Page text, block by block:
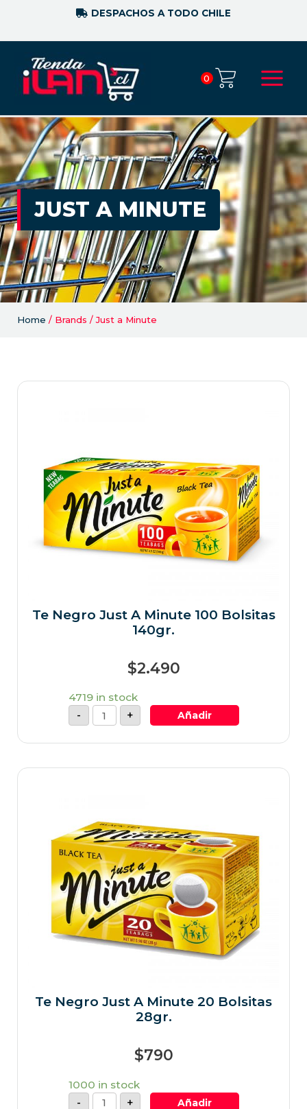
DESPACHOS A TODO CHILE
0
JUST A MINUTE
Home / Brands / Just a Minute
Te Negro Just A Minute 100 Bolsitas
140gr.
$2.490
4719 in stock
-
+ Añadir
Te Negro Just A Minute 20 Bolsitas
28gr.
$790
1000 in stock
-
+ Añadir